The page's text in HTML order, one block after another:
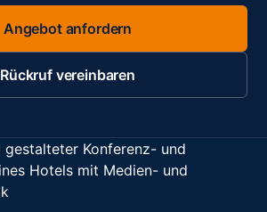
Angebot anfordern
Rückruf vereinbaren